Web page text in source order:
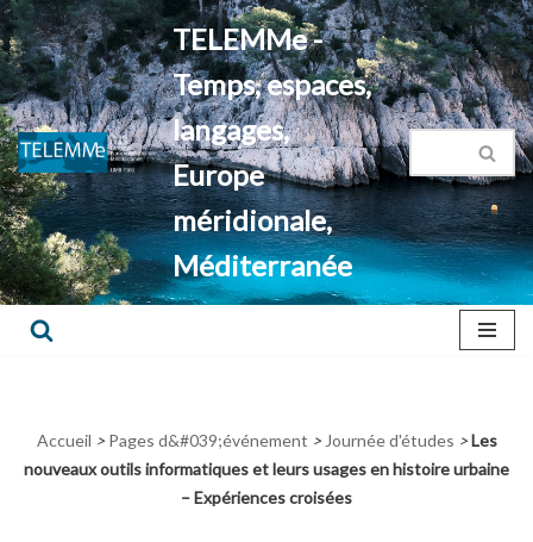
Aller
au
contenu
TELEMMe -
Temps, espaces,
langages,
Europe
méridionale,
Méditerranée
Accueil > Pages d&#039;événement > Journée d'études > Les
nouveaux outils informatiques et leurs usages en histoire urbaine
– Expériences croisées